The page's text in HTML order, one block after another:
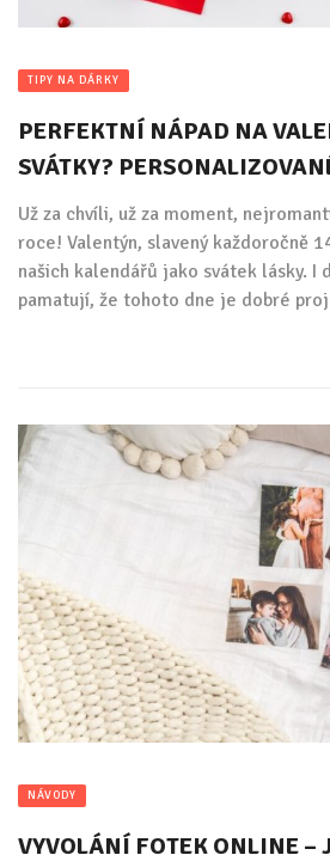
TIPY NA DÁRKY
PERFEKTNÍ NÁPAD NA
SVÁTKY?
Už za chvíli, už za moment,
roce! Valentýn, slavený každoročně
našich kalendářů jako svátek lásky. I
pamatují, že tohoto dne je dobré
NÁVODY
VYVOLÁNÍ FOTEK ONLINE –